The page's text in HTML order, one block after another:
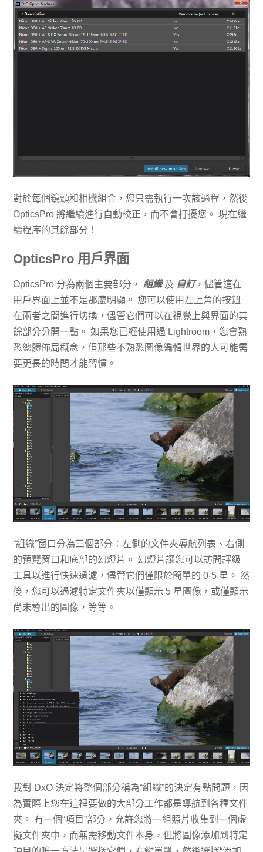
對於每個鏡頭和相機組合，您只需執行一次該過程，然後
OpticsPro 將繼續進行自動校正，而不會打擾您。 現在繼
續程序的其餘部分！
OpticsPro 用戶界面
OpticsPro 分為兩個主要部分， 組織及 自訂，儘管這在
用戶界面上並不是那麼明顯。 您可以使用左上角的按鈕
在兩者之間進行切換，儘管它們可以在視覺上與界面的其
餘部分分開一點。 如果您已經使用過 Lightroom，您會熟
悉總體佈局概念，但那些不熟悉圖像編輯世界的人可能需
要更長的時間才能習慣。
“組織”窗口分為三個部分：左側的文件夾導航列表、右側
的預覽窗口和底部的幻燈片。 幻燈片讓您可以訪問評級
工具以進行快速過濾，儘管它們僅限於簡單的 0-5 星。 然
後，您可以過濾特定文件夾以僅顯示 5 星圖像，或僅顯示
尚未導出的圖像，等等。
我對 DxO 決定將整個部分稱為“組織”的決定有點問題，因
為實際上您在這裡要做的大部分工作都是導航到各種文件
夾。 有一個“項目”部分，允許您將一組照片收集到一個虛
擬文件夾中，而無需移動文件本身，但將圖像添加到特定